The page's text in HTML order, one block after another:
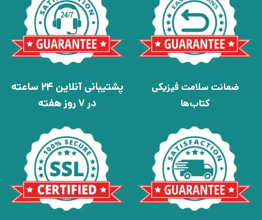
ضمانت سلامت فیزیکی
کتاب‌ها
پشتیبانی آنلاین 24 ساعته
در 7 روز هفته